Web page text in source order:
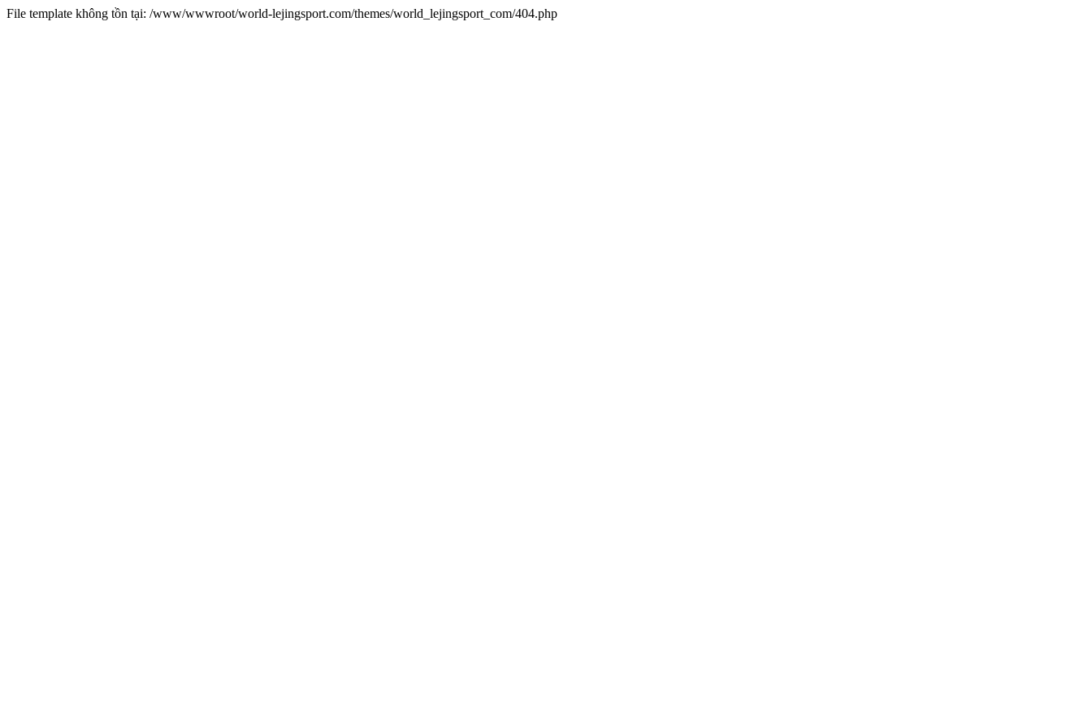
File template không tồn tại: /www/wwwroot/world-lejingsport.com/themes/world_lejingsport_com/404.php